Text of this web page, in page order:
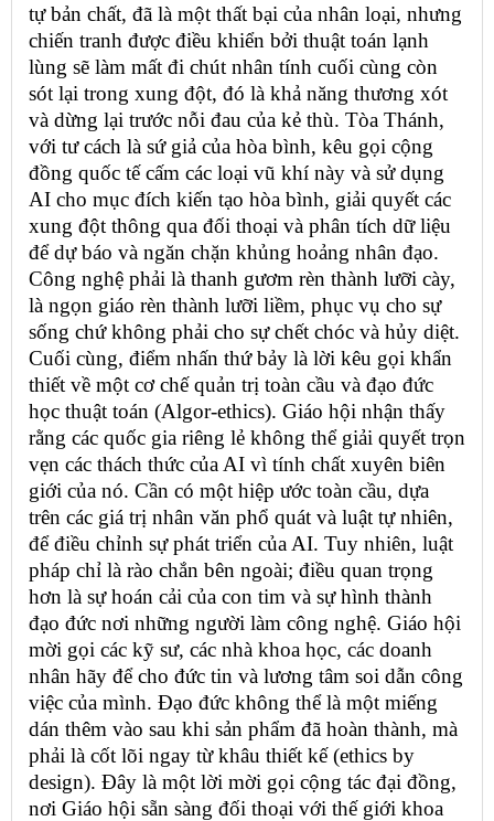
tự bản chất, đã là một thất bại của nhân loại, nhưng
chiến tranh được điều khiển bởi thuật toán lạnh
lùng sẽ làm mất đi chút nhân tính cuối cùng còn
sót lại trong xung đột, đó là khả năng thương xót
và dừng lại trước nỗi đau của kẻ thù. Tòa Thánh,
với tư cách là sứ giả của hòa bình, kêu gọi cộng
đồng quốc tế cấm các loại vũ khí này và sử dụng
AI cho mục đích kiến tạo hòa bình, giải quyết các
xung đột thông qua đối thoại và phân tích dữ liệu
để dự báo và ngăn chặn khủng hoảng nhân đạo.
Công nghệ phải là thanh gươm rèn thành lưỡi cày,
là ngọn giáo rèn thành lưỡi liềm, phục vụ cho sự
sống chứ không phải cho sự chết chóc và hủy diệt.
Cuối cùng, điểm nhấn thứ bảy là lời kêu gọi khẩn
thiết về một cơ chế quản trị toàn cầu và đạo đức
học thuật toán (Algor-ethics). Giáo hội nhận thấy
rằng các quốc gia riêng lẻ không thể giải quyết trọn
vẹn các thách thức của AI vì tính chất xuyên biên
giới của nó. Cần có một hiệp ước toàn cầu, dựa
trên các giá trị nhân văn phổ quát và luật tự nhiên,
để điều chỉnh sự phát triển của AI. Tuy nhiên, luật
pháp chỉ là rào chắn bên ngoài; điều quan trọng
hơn là sự hoán cải của con tim và sự hình thành
đạo đức nơi những người làm công nghệ. Giáo hội
mời gọi các kỹ sư, các nhà khoa học, các doanh
nhân hãy để cho đức tin và lương tâm soi dẫn công
việc của mình. Đạo đức không thể là một miếng
dán thêm vào sau khi sản phẩm đã hoàn thành, mà
phải là cốt lõi ngay từ khâu thiết kế (ethics by
design). Đây là một lời mời gọi cộng tác đại đồng,
nơi Giáo hội sẵn sàng đối thoại với thế giới khoa